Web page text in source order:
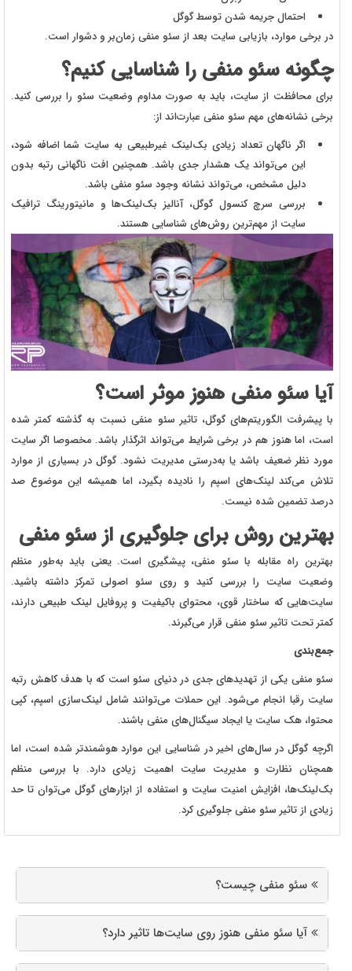
احتمال جریمه شدن توسط گوگل
در برخی موارد، بازیابی سایت بعد از سئو منفی زمان‌بر و دشوار است.
چگونه سئو منفی را شناسایی کنیم؟
برای محافظت از سایت، باید به صورت مداوم وضعیت سئو را بررسی کنید.
برخی نشانه‌های مهم سئو منفی عبارت‌اند از:
اگر ناگهان تعداد زیادی بک‌لینک غیرطبیعی به سایت شما اضافه شود،
این می‌تواند یک هشدار جدی باشد. همچنین افت ناگهانی رتبه بدون
دلیل مشخص، می‌تواند نشانه وجود سئو منفی باشد.
بررسی سرچ کنسول گوگل، آنالیز بک‌لینک‌ها و مانیتورینگ ترافیک
سایت از مهم‌ترین روش‌های شناسایی هستند.
آیا سئو منفی هنوز موثر است؟
با پیشرفت الگوریتم‌های گوگل، تاثیر سئو منفی نسبت به گذشته کمتر شده
است، اما هنوز هم در برخی شرایط می‌تواند اثرگذار باشد. مخصوصا اگر سایت
مورد نظر ضعیف باشد یا به‌درستی مدیریت نشود. گوگل در بسیاری از موارد
تلاش می‌کند لینک‌های اسپم را نادیده بگیرد، اما همیشه این موضوع صد
درصد تضمین شده نیست.
بهترین روش برای جلوگیری از سئو منفی
بهترین راه مقابله با سئو منفی، پیشگیری است. یعنی باید به‌طور منظم
وضعیت سایت را بررسی کنید و روی سئو اصولی تمرکز داشته باشید.
سایت‌هایی که ساختار قوی، محتوای باکیفیت و پروفایل لینک طبیعی دارند،
کمتر تحت تاثیر سئو منفی قرار می‌گیرند.
جمع‌بندی
سئو منفی یکی از تهدیدهای جدی در دنیای سئو است که با هدف کاهش رتبه
سایت رقبا انجام می‌شود. این حملات می‌توانند شامل لینک‌سازی اسپم، کپی
محتوا، هک سایت یا ایجاد سیگنال‌های منفی باشند.
اگرچه گوگل در سال‌های اخیر در شناسایی این موارد هوشمندتر شده است، اما
همچنان نظارت و مدیریت سایت اهمیت زیادی دارد. با بررسی منظم
بک‌لینک‌ها، افزایش امنیت سایت و استفاده از ابزارهای گوگل می‌توان تا حد
زیادی از تاثیر سئو منفی جلوگیری کرد.
سئو منفی چیست؟
آیا سئو منفی هنوز روی سایت‌ها تاثیر دارد؟